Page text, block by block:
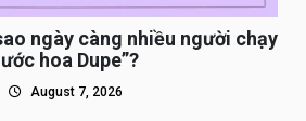
ngày càng nhiều người chạy
hoa Dupe”?
August 7, 2026